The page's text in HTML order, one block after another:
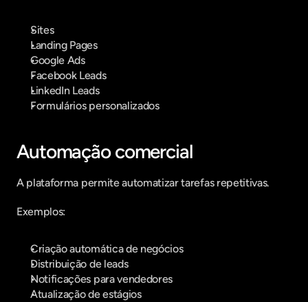
Sites
Landing Pages
Google Ads
Facebook Leads
LinkedIn Leads
Formulários personalizados
Automação comercial
A plataforma permite automatizar tarefas repetitivas.
Exemplos:
Criação automática de negócios
Distribuição de leads
Notificações para vendedores
Atualização de estágios